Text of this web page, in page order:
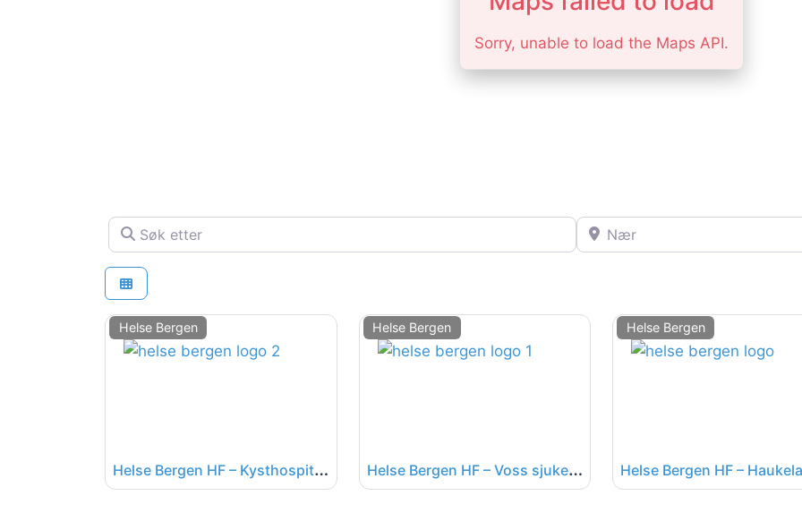
Sorry, unable to load the Maps API.
Søk etter Nær
Helse Bergen
H
else Bergen HF – Kysthospitalet i Hagevik
Helse Bergen
H
else Bergen HF – Voss sjukehus
Helse Bergen